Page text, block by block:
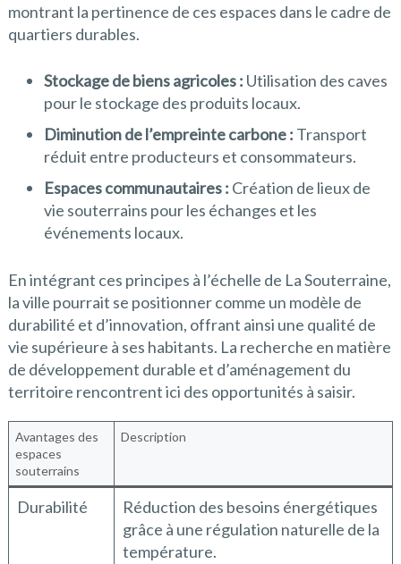
montrant la pertinence de ces espaces dans le cadre de
quartiers durables.
Stockage de biens agricoles : Utilisation des caves
pour le stockage des produits locaux.
Diminution de l’empreinte carbone : Transport
réduit entre producteurs et consommateurs.
Espaces communautaires : Création de lieux de
vie souterrains pour les échanges et les
événements locaux.
En intégrant ces principes à l’échelle de La Souterraine,
la ville pourrait se positionner comme un modèle de
durabilité et d’innovation, offrant ainsi une qualité de
vie supérieure à ses habitants. La recherche en matière
de développement durable et d’aménagement du
territoire rencontrent ici des opportunités à saisir.
Avantages des
espaces
souterrains
Description
Durabilité
Réduction des besoins énergétiques
grâce à une régulation naturelle de la
température.